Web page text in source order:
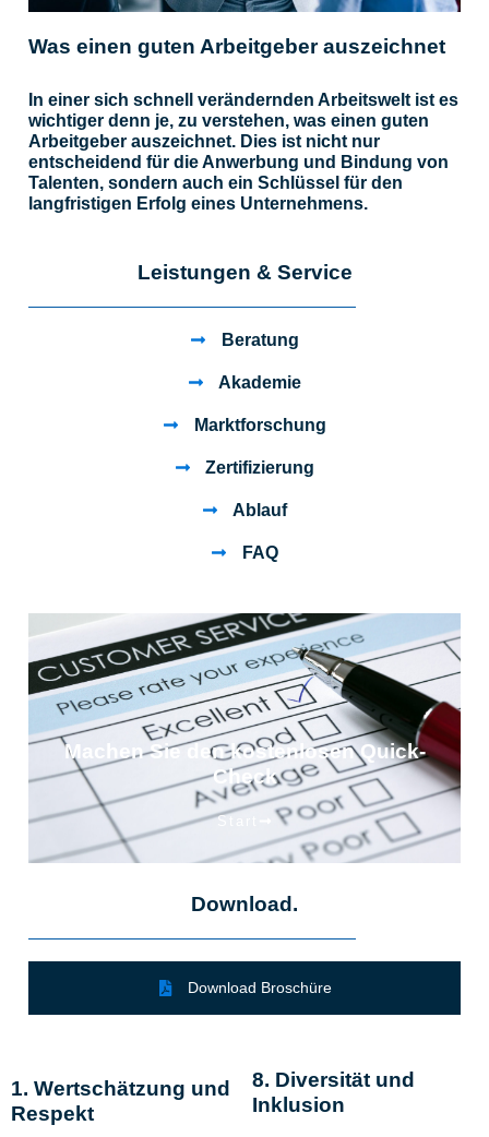
Leistungen & Service
Beratung
Akademie
Marktforschung
Zertifizierung
Ablauf
FAQ
Machen Sie den kostenlosen Quick-
Check
Start
Download.
Download Broschüre
Was einen guten Arbeitgeber auszeichnet
In einer sich schnell verändernden Arbeitswelt ist es
wichtiger denn je, zu verstehen, was einen guten
Arbeitgeber auszeichnet. Dies ist nicht nur
entscheidend für die Anwerbung und Bindung von
Talenten, sondern auch ein Schlüssel für den
langfristigen Erfolg eines Unternehmens.
1. Wertschätzung und
Respekt
8. Diversität und
Inklusion